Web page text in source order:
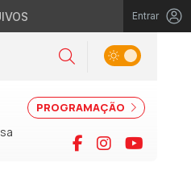
Entrar
Pesquisar
Alternar tema
PROGRAMAÇÃO
Facebook
Instagram